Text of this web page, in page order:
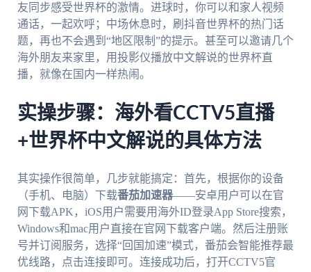
友同步感受世界杯的激情。进球时，你可以和家人视频
通话，一起欢呼；中场休息时，刷抖音世界杯的热门话
题，再也不会遇到“地区限制”的提示。甚至可以邀请几个
海外朋友来家里，用投影仪播放中文解说的世界杯直
播，就像在国内一样热闹。
实操步骤：海外看CCTV5直播
+世界杯中文解说的具体方法
其实操作很简单，几步就能搞定：首先，根据你的设备
（手机、电脑）下载番茄加速器——安卓用户可以在官
网下载APK，iOS用户需要用海外ID登录App Store搜索，
Windows和mac用户直接在官网下载客户端。然后注册账
号并订阅服务，选择“回国加速”模式，番茄会智能推荐最
优线路，点击连接即可。连接成功后，打开CCTV5官